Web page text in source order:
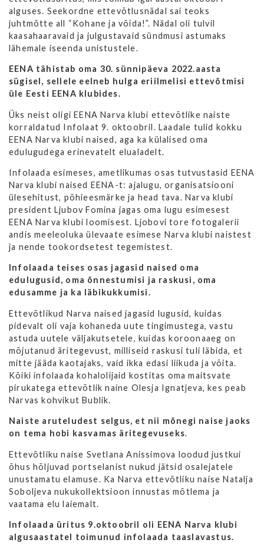
alguses. Seekordne ettevõtlusnädal sai teoks
juhtmõtte all “Kohane ja võida!”. Nädal oli tulvil
kaasahaaravaid ja julgustavaid sündmusi astumaks
lähemale iseenda unistustele.
EENA tähistab oma 30. sünnipäeva 2022.aasta
sügisel, sellele eelneb hulga eriilmelisi ettevõtmisi
üle Eesti EENA klubides.
Üks neist oligi EENA Narva klubi ettevõtlike naiste
korraldatud Infolaat 9. oktoobril. Laadale tulid kokku
EENA Narva klubi naised, aga ka külalised oma
edulugudega erinevatelt elualadelt.
Infolaada esimeses, ametlikumas osas tutvustasid EENA
Narva klubi naised EENA-t: ajalugu, organisatsiooni
ülesehitust, põhieesmärke ja head tava. Narva klubi
president Ljubov Fomina jagas oma lugu esimesest
EENA Narva klubi loomisest. Ljobovi tore fotogalerii
andis meeleoluka ülevaate esimese Narva klubi naistest
ja nende tookordsetest tegemistest.
Infolaada teises osas jagasid naised oma
edulugusid, oma õnnestumisi ja raskusi, oma
edusamme ja ka läbikukkumisi.
Ettevõtlikud Narva naised jagasid lugusid, kuidas
pidevalt oli vaja kohaneda uute tingimustega, vastu
astuda uutele väljakutsetele, kuidas koroonaaeg on
mõjutanud äritegevust, milliseid raskusi tuli läbida, et
mitte jääda kaotajaks, vaid ikka edasi liikuda ja võita.
Kõiki infolaada kohalolijaid kostitas oma maitsvate
pirukatega ettevõtlik naine Olesja Ignatjeva, kes peab
Narvas kohvikut Bublik.
Naiste aruteludest selgus, et nii mõnegi naise jaoks
on tema hobi kasvamas äritegevuseks
Ettevõtliku naise Svetlana Anissimova loodud justkui
õhus hõljuvad portselanist nukud jätsid osalejatele
unustamatu elamuse. Ka Narva ettevõtliku naise Natalja
Soboljeva nukukollektsioon innustas mõtlema ja
vaatama elu laiemalt.
Infolaada üritus 9.oktoobril oli EENA Narva klubi
algusaastatel toimunud infolaada taaslavastus.